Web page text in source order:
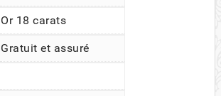
Or 18 carats
Gratuit et assuré